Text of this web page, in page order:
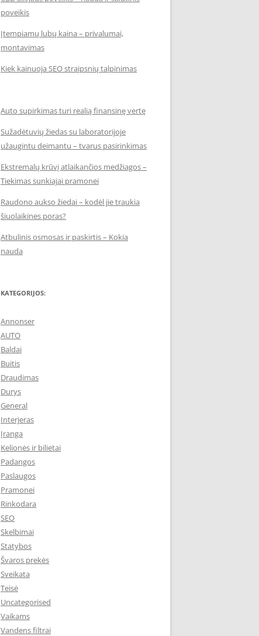
poveikis
Įtempiamų lubų kaina – privalumai,
montavimas
Kiek kainuoja SEO straipsnių talpinimas
Auto supirkimas turi realią finansinę vertę
Sužadėtuvių žiedas su laboratorijoje
užaugintu deimantu – tvarus pasirinkimas
Ekstremalų krūvį atlaikančios medžiagos –
Tiekimas sunkiajai pramonei
Raudono aukso žiedai – kodėl jie traukia
šiuolaikines poras?
Atbulinis osmosas ir paskirtis – Kokia
nauda
KATEGORIJOS:
Annonser
AUTO
Baldai
Buitis
Draudimas
Durys
General
Interjeras
Įranga
Kelionės ir bilietai
Padangos
Paslaugos
Pramonei
Rinkodara
SEO
Skelbimai
Statybos
Švaros prekės
Sveikata
Teisė
Uncategorised
Vaikams
Vandens filtrai